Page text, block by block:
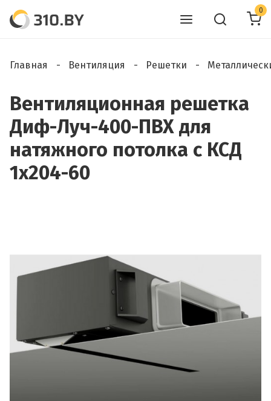
0
Главная Вентиляция Решетки
Вентиляционная решетка
Диф-Луч-400-ПВХ для
натяжного потолка с КСД
1х204-60